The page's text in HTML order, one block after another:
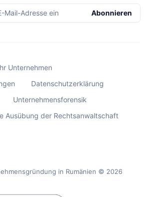
Mail-Adresse ein Abonnieren
Unternehmen
Datenschutzerklärung
Unternehmensforensik
Ausübung der Rechtsanwaltschaft
in Rumänien © 2026